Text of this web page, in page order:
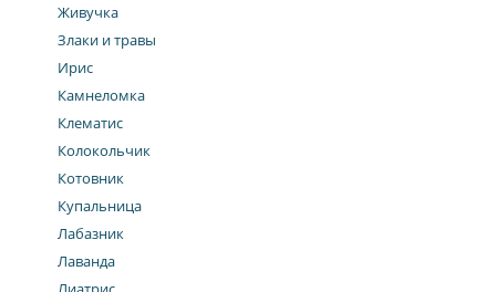
Живучка
Злаки и травы
Ирис
Камнеломка
Клематис
Колокольчик
Котовник
Купальница
Лабазник
Лаванда